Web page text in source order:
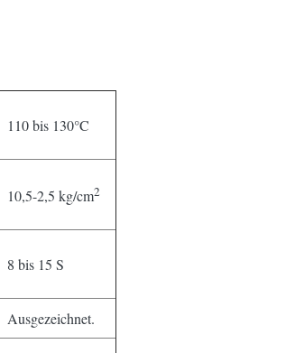
110 bis 130°C
10,5-2,5 kg/cm2
8 bis 15 S
Ausgezeichnet.